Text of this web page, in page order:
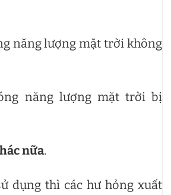
năng lượng mặt trời không
năng lượng mặt trời bị
nữa.
dụng thì các hư hỏng xuất